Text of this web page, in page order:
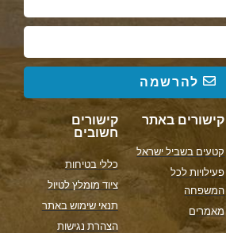
להרשמה
קישורים באתר
קטעים בשביל ישראל
פעילויות לכל
המשפחה
מאמרים
קישורים
חשובים
כללי בטיחות
ציוד מומלץ לטיול
תנאי שימוש באתר
הצהרת נגישות